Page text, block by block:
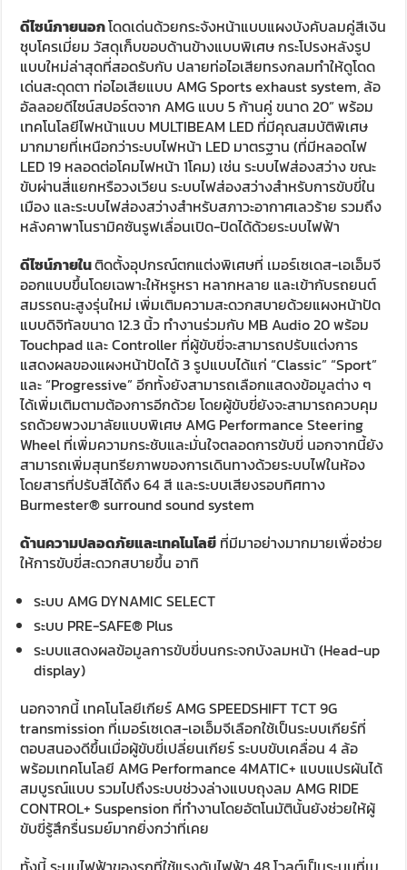
ดีไซน์ภายนอกโดดเด่นด้วยกระจังหน้าแบบแผงบังคับลมคู่สีเงิน
ชุบโครเมี่ยม วัสดุเก็บขอบด้านข้างแบบพิเศษ กระโปรงหลังรูป
แบบใหม่ล่าสุดที่สอดรับกับ ปลายท่อไอเสียทรงกลมทำให้ดูโดด
เด่นสะดุดตา ท่อไอเสียแบบ AMG Sports exhaust system, ล้อ
อัลลอยดีไซน์สปอร์ตจาก AMG แบบ 5 ก้านคู่ ขนาด 20” พร้อม
เทคโนโลยีไฟหน้าแบบ MULTIBEAM LED ที่มีคุณสมบัติพิเศษ
มากมายที่เหนือกว่าระบบไฟหน้า LED มาตรฐาน (ที่มีหลอดไฟ
LED 19 หลอดต่อโคมไฟหน้า 1โคม) เช่น ระบบไฟส่องสว่าง ขณะ
ขับผ่านสี่แยกหรือวงเวียน ระบบไฟส่องสว่างสำหรับการขับขี่ใน
เมือง และระบบไฟส่องสว่างสำหรับสภาวะอากาศเลวร้าย รวมถึง
หลังคาพาโนรามิคซันรูฟเลื่อนเปิด-ปิดได้ด้วยระบบไฟฟ้า
ดีไซน์ภายในติดตั้งอุปกรณ์ตกแต่งพิเศษที่ เมอร์เซเดส-เอเอ็มจี
ออกแบบขึ้นโดยเฉพาะให้หรูหรา หลากหลาย และเข้ากับรถยนต์
สมรรถนะสูงรุ่นใหม่ เพิ่มเติมความสะดวกสบายด้วยแผงหน้าปัด
แบบดิจิทัลขนาด 12.3 นิ้ว ทำงานร่วมกับ MB Audio 20 พร้อม
Touchpad และ Controller ที่ผู้ขับขี่จะสามารถปรับแต่งการ
แสดงผลของแผงหน้าปัดได้ 3 รูปแบบได้แก่ “Classic” “Sport”
และ “Progressive” อีกทั้งยังสามารถเลือกแสดงข้อมูลต่าง ๆ
ได้เพิ่มเติมตามต้องการอีกด้วย โดยผู้ขับขี่ยังจะสามารถควบคุม
รถด้วยพวงมาลัยแบบพิเศษ AMG Performance Steering
Wheel ที่เพิ่มความกระชับและมั่นใจตลอดการขับขี่ นอกจากนี้ยัง
สามารถเพิ่มสุนทรียภาพของการเดินทางด้วยระบบไฟในห้อง
โดยสารที่ปรับสีได้ถึง 64 สี และระบบเสียงรอบทิศทาง
Burmester® surround sound system
ด้านความปลอดภัยและเทคโนโลยี ที่มีมาอย่างมากมายเพื่อช่วย
ให้การขับขี่สะดวกสบายขึ้น อาทิ
ระบบ AMG DYNAMIC SELECT
ระบบ PRE-SAFE® Plus
ระบบแสดงผลข้อมูลการขับขี่บนกระจกบังลมหน้า (Head-up
display)
นอกจากนี้ เทคโนโลยีเกียร์ AMG SPEEDSHIFT TCT 9G
transmission ที่เมอร์เซเดส-เอเอ็มจีเลือกใช้เป็นระบบเกียร์ที่
ตอบสนองดีขึ้นเมื่อผู้ขับขี่เปลี่ยนเกียร์ ระบบขับเคลื่อน 4 ล้อ
พร้อมเทคโนโลยี AMG Performance 4MATIC+ แบบแปรผันได้
สมบูรณ์แบบ รวมไปถึงระบบช่วงล่างแบบถุงลม AMG RIDE
CONTROL+ Suspension ที่ทำงานโดยอัตโนมัตินั้นยังช่วยให้ผู้
ขับขี่รู้สึกรื่นรมย์มากยิ่งกว่าที่เคย